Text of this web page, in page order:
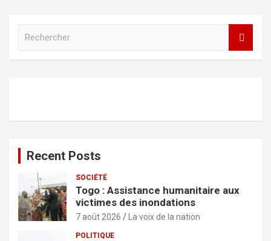
h
Recent Posts
SOCIÉTÉ
Togo : Assistance humanitaire aux
victimes des inondations
7 août 2026 La voix de la nation
POLITIQUE